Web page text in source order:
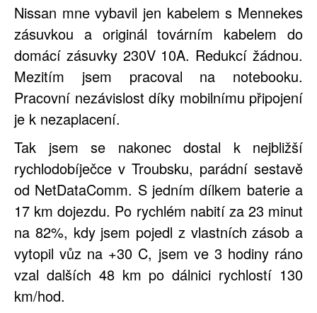
Nissan mne vybavil jen kabelem s Mennekes
zásuvkou a originál továrním kabelem do
domácí zásuvky 230V 10A. Redukcí žádnou.
Mezitím jsem pracoval na notebooku.
Pracovní nezávislost díky mobilnímu připojení
je k nezaplacení.
Tak jsem se nakonec dostal k nejbližší
rychlodobíječce v Troubsku, parádní sestavě
od NetDataComm. S jedním dílkem baterie a
17 km dojezdu. Po rychlém nabití za 23 minut
na 82%, kdy jsem pojedl z vlastních zásob a
vytopil vůz na +30 C, jsem ve 3 hodiny ráno
vzal dalších 48 km po dálnici rychlostí 130
km/hod.